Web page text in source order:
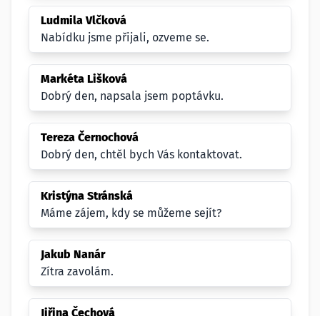
Ludmila Vlčková
Nabídku jsme přijali, ozveme se.
Markéta Lišková
Dobrý den, napsala jsem poptávku.
Tereza Černochová
Dobrý den, chtěl bych Vás kontaktovat.
Kristýna Stránská
Máme zájem, kdy se můžeme sejít?
Jakub Nanár
Zítra zavolám.
Jiřina Čechová